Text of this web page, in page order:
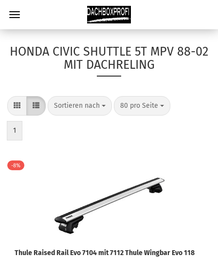
HONDA CIVIC SHUTTLE 5T MPV 88-02
MIT DACHRELING
Sortieren nach 80 pro Seite
1
-8%
Thule Raised Rail Evo 7104 mit 7112 Thule Wingbar Evo 118